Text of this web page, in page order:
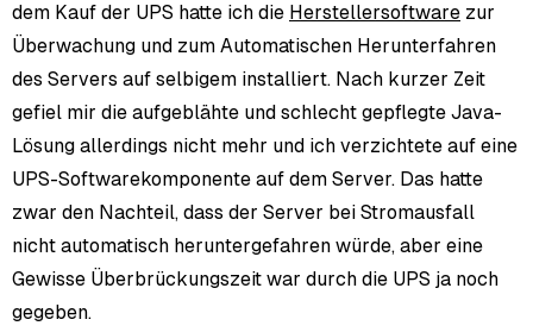
dem Kauf der UPS hatte ich die Herstellersoftware zur
Überwachung und zum Automatischen Herunterfahren
des Servers auf selbigem installiert. Nach kurzer Zeit
gefiel mir die aufgeblähte und schlecht gepflegte Java-
Lösung allerdings nicht mehr und ich verzichtete auf eine
UPS-Softwarekomponente auf dem Server. Das hatte
zwar den Nachteil, dass der Server bei Stromausfall
nicht automatisch heruntergefahren würde, aber eine
Gewisse Überbrückungszeit war durch die UPS ja noch
gegeben.